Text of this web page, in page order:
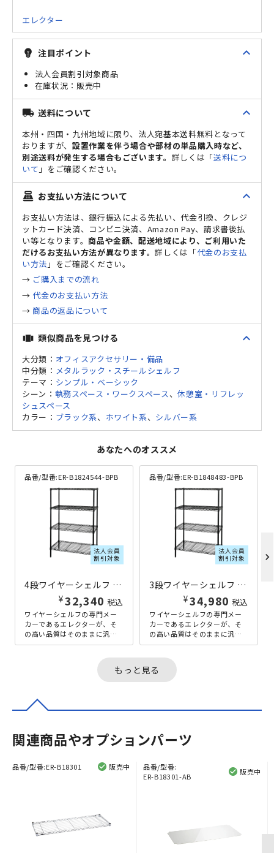
エレクター
emoji_objects 注目ポイント expand_less
法人会員割引対象商品
販売中
local_shipping 送料について expand_less
本州・四国・九州地域に限り、法人宛基本送料無料となって
おりますが、 設置作業を伴う場合や部材の単品購入時など、
別途送料が発生する場合もございます。 詳しくは「送料につ
いて 」をご確認ください。
point_of_sale お支払い方法について expand_less
お支払い方法は、銀行振込による先払い、代金引換、クレジ
ットカード決済、コンビニ決済、Amazon Pay、請求書後払
い等となります。商品や金額、配送地域により、ご利用いた
だけるお支払い方法が異なります。詳しくは「代金のお支払
い方法 」をご確認ください。
→ ご購入までの流れ
→代金のお支払い方法
→ 商品の返品について
view_carousel 類似商品を見つける expand_less
大分類： オフィスアクセサリー・備品
中分類： メタルラック・スチールシェルフ
テーマ： シンプル・ベーシック
シーン： 執務スペース・ワークスペース、休憩室・リフレッ
シュスペース
カラー： ブラック系、 ホワイト系、 シルバー系
あなたへのオススメ
品番/型番:ER-B1824544-BPB
法人会員
割引対象
4段ワイヤーシェルフ ベーシックシリーズ 奥行450タイプ W600×D450×H1400 ブラック
¥32,340 税込
ワイヤーシェルフの専門メー
カーであるエレクターが、そ
の高い品質はそのままに汎用
性の高いパーツを用意し、よ
品番/型番:ER-B1848483-BPB
法人会員
割引対象
3段ワイヤーシェルフ ベーシックシリーズ 奥行450タイプ W1200×D450×H1200 ブラック
¥34,980 税込
ワイヤーシェルフの専門メー
カーであるエレクターが、そ
の高い品質はそのままに汎用
性の高いパーツを用意し、よ
に開発した...
chevron_right
もっと見る
関連商品やオプションパーツ
品番/型番:ER-B18301 販売中
品番/型番:
ER-B18301-AB
販売中